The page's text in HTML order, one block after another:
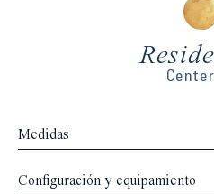
Medidas
Configuración y equipamiento